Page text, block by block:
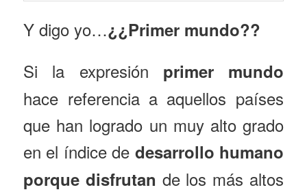
Y digo yo…¿¿Primer mundo??
Si la expresión primer mundo
hace referencia a aquellos países
que han logrado un muy alto grado
en el índice de desarrollo humano
porque disfrutan de los más altos